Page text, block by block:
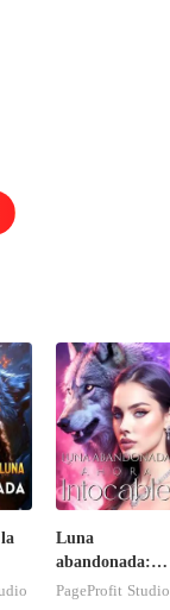
Luna
abandonada:
Ahora intocable
PageProfit Studio